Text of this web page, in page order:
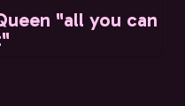
"all you can